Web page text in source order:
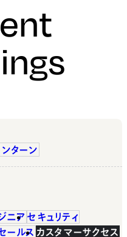
ターン
ニア セキュリティ
ールス カスタマーサクセス